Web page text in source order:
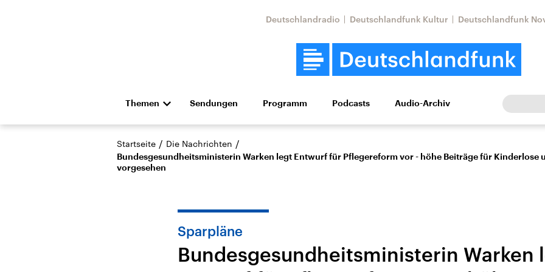
Deutschlandradio Deutschlandfunk Kultur Deutschlandfunk
Themen
Die Nachrichten Politik Wirtschaft Wissen Kultur Europa
Hörspiel und Feature
Aktuelle Beiträge,
Nahostkonflikt
Aktuelle Lage und
Iran
Aktuelle Lage und
Faktenchecks
In unseren
Sendungen Programm Podcasts Audio-Archiv
Startseite / Die Nachrichten /
Bundesgesundheitsministerin Warken legt Entwurf für Pflegereform vor - höhe Beiträge für Kinderlose
vorgesehen
Sparpläne
Bundesgesundheitsministerin Warken